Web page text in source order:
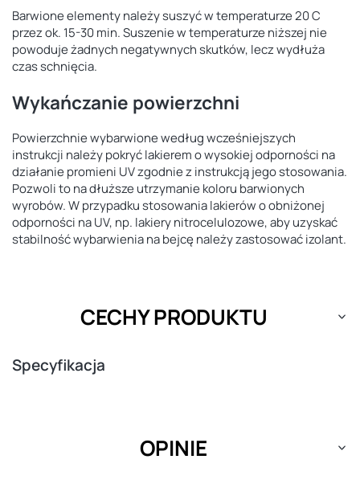
Barwione elementy należy suszyć w temperaturze 20 C
przez ok. 15-30 min. Suszenie w temperaturze niższej nie
powoduje żadnych negatywnych skutków, lecz wydłuża
czas schnięcia.
Wykańczanie powierzchni
Powierzchnie wybarwione według wcześniejszych
instrukcji należy pokryć lakierem o wysokiej odporności na
działanie promieni UV zgodnie z instrukcją jego stosowania.
Pozwoli to na dłuższe utrzymanie koloru barwionych
wyrobów. W przypadku stosowania lakierów o obniżonej
odporności na UV, np. lakiery nitrocelulozowe, aby uzyskać
stabilność wybarwienia na bejcę należy zastosować izolant.
CECHY PRODUKTU
Specyfikacja
OPINIE